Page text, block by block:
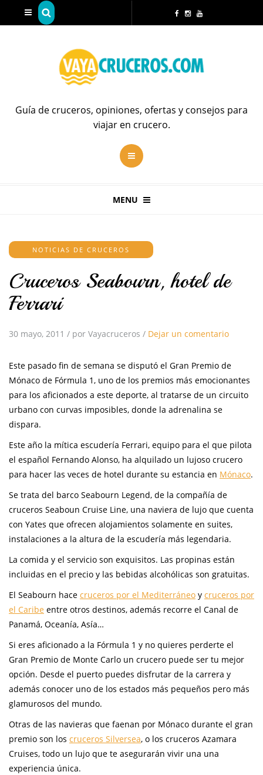
Guía de cruceros, opiniones, ofertas y consejos para
viajar en crucero.
MENU
NOTICIAS DE CRUCEROS
Cruceros Seabourn, hotel de
Ferrari
30 mayo, 2011 / por Vayacruceros / Dejar un comentario
Este pasado fin de semana se disputó el Gran Premio de
Mónaco de Fórmula 1, uno de los premios más emocionantes
para los aficionados a este deporte, al tratarse de un circuito
urbano con curvas imposibles, donde la adrenalina se
dispara.
Este año la mítica escudería Ferrari, equipo para el que pilota
el español Fernando Alonso, ha alquilado un lujoso crucero
para hacer las veces de hotel durante su estancia en Mónaco.
Se trata del barco Seabourn Legend, de la compañía de
cruceros Seaboun Cruise Line, una naviera de lujo que cuenta
con Yates que ofrecen alojamientos solamente en suites,
instalaciones a la altura de la escudería más legendaria.
La comida y el servicio son exquisitos. Las propinas están
incluidas en el precio y las bebidas alcohólicas son gratuitas.
El Seabourn hace cruceros por el Mediterráneo y cruceros por
el Caribe entre otros destinos, además recorre el Canal de
Panamá, Oceanía, Asía…
Si eres aficionado a la Fórmula 1 y no quieres perderte el
Gran Premio de Monte Carlo un crucero puede ser tu mejor
opción. Desde el puerto puedes disfrutar de la carrera y
además conocer uno de los estados más pequeños pero más
glamurosos del mundo.
Otras de las navieras que faenan por Mónaco durante el gran
premio son los cruceros Silversea, o los cruceros Azamara
Cruises, todo un lujo que te asegurarán vivir una una
experiencia única.